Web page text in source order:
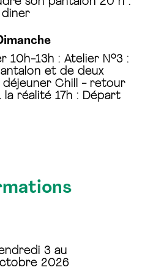
diner
10h-13h : Atelier N°3 :
et de deux
déjeuner Chill - retour
réalité 17h : Départ
3 au
2026